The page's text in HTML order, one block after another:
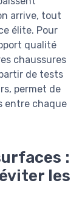
arrive, tout
élite. Pour
qualité
chaussures
de tests
permet de
entre chaque
:
les